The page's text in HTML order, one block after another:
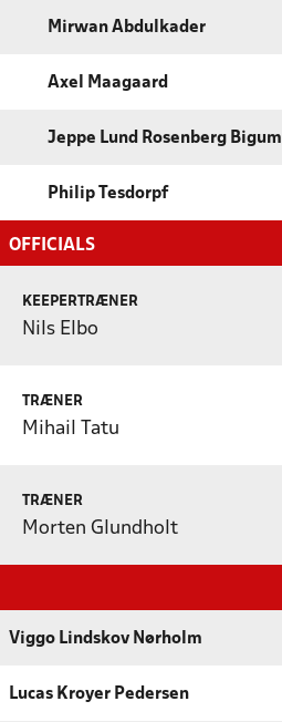
Mirwan Abdulkader
Axel Maagaard
Jeppe Lund Rosenberg Bigum
Philip Tesdorpf
OFFICIALS
KEEPERTRÆNER
Nils Elbo
TRÆNER
Mihail Tatu
TRÆNER
Morten Glundholt
Viggo Lindskov Nørholm
Lucas Kroyer Pedersen